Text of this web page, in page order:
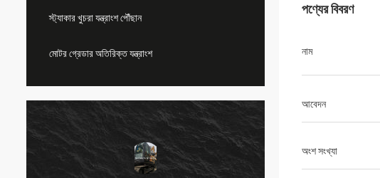
স্ট্যাকার খুচরা যন্ত্রাংশ পৌঁছান
মোটর গ্রেডার অতিরিক্ত যন্ত্রাংশ
পণ্যের বিবরণ
নাম
আবেদন
অংশ সংখ্যা